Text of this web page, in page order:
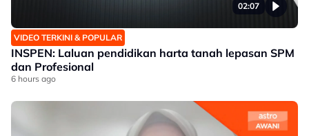
02:07
VIDEO TERKINI & POPULAR
INSPEN: Laluan pendidikan harta tanah lepasan SPM
dan Profesional
6 hours ago